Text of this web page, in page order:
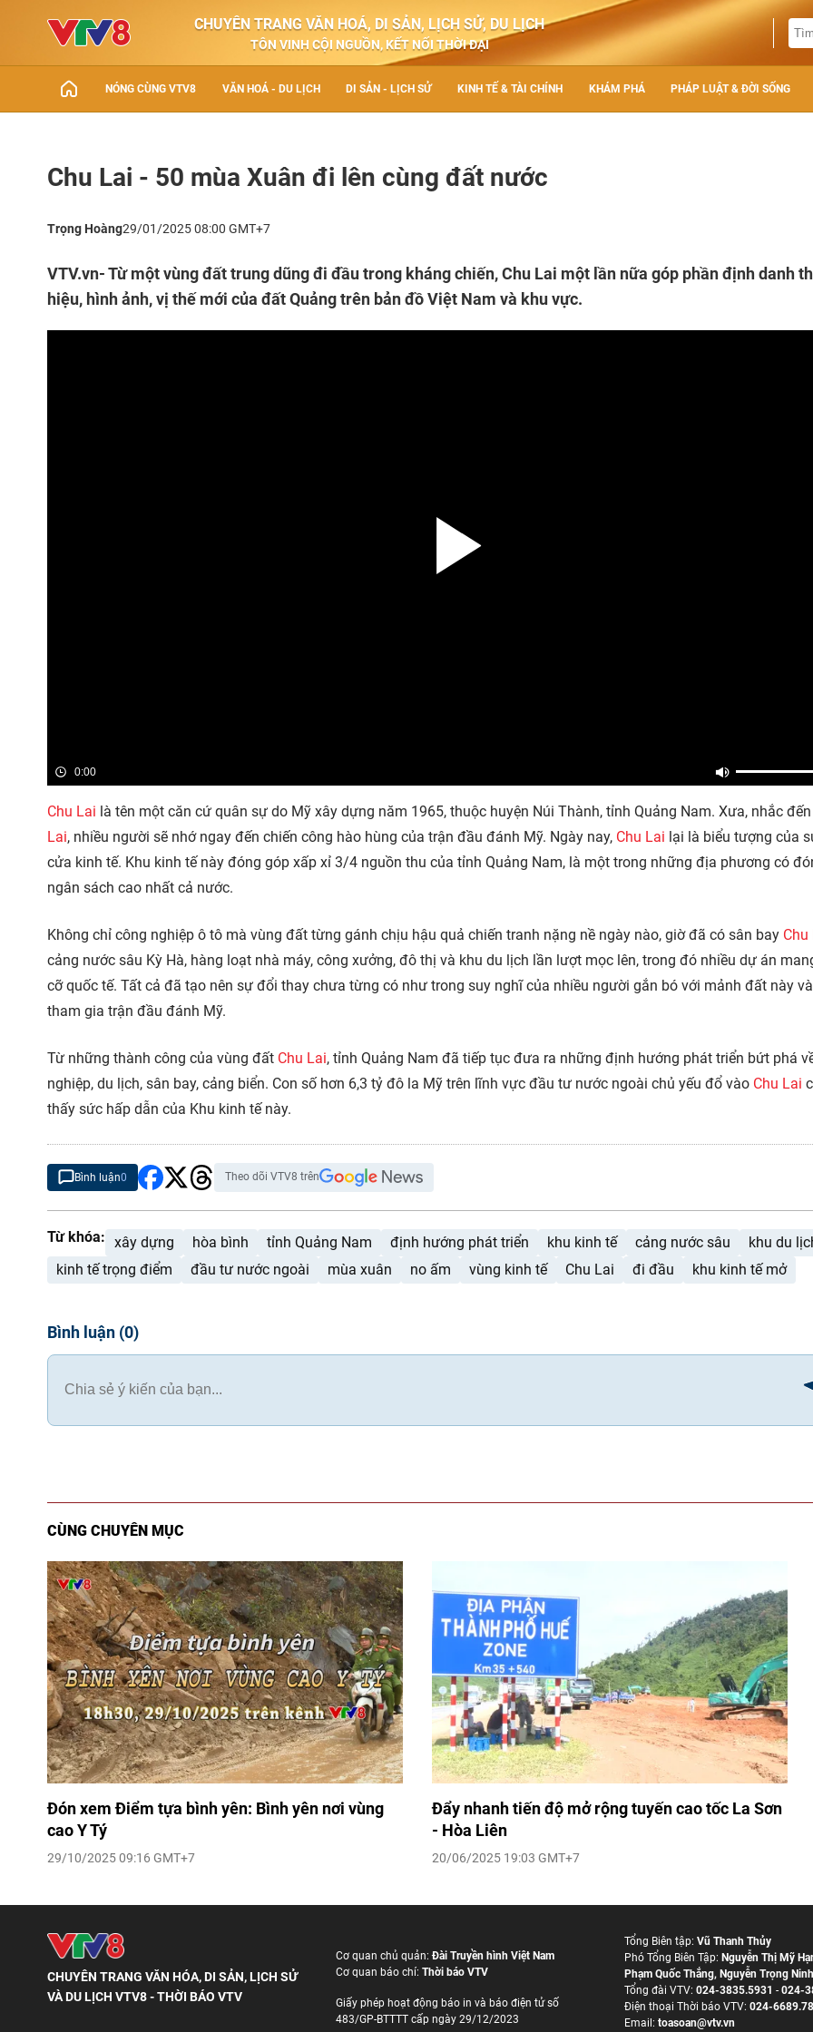
CHUYÊN TRANG VĂN HOÁ, DI SẢN, LỊCH SỬ, DU LỊCH
TÔN VINH CỘI NGUỒN, KẾT NỐI THỜI ĐẠI
NÓNG CÙNG VTV8 VĂN HOÁ - DU LỊCH DI SẢN - LỊCH SỬ KINH TẾ & TÀI CHÍNH KHÁM PHÁ PHÁP LUẬT & ĐỜI SỐNG
Chu Lai - 50 mùa Xuân đi lên cùng đất nước
Trọng Hoàng29/01/2025 08:00 GMT+7
VTV.vn- Từ một vùng đất trung dũng đi đầu trong kháng chiến, Chu Lai một lần nữa góp phần định danh
hiệu, hình ảnh, vị thế mới của đất Quảng trên bản đồ Việt Nam và khu vực.
0:00
Chu Lai là tên một căn cứ quân sự do Mỹ xây dựng năm 1965, thuộc huyện Núi Thành, tỉnh Quảng Nam. Xưa, nhắc đến
Lai, nhiều người sẽ nhớ ngay đến chiến công hào hùng của trận đầu đánh Mỹ. Ngày nay, Chu Lai lại là biểu tượng của
cửa kinh tế. Khu kinh tế này đóng góp xấp xỉ 3/4 nguồn thu của tỉnh Quảng Nam, là một trong những địa phương có
ngân sách cao nhất cả nước.
Không chỉ công nghiệp ô tô mà vùng đất từng gánh chịu hậu quả chiến tranh nặng nề ngày nào, giờ đã có sân bay Chu
cảng nước sâu Kỳ Hà, hàng loạt nhà máy, công xưởng, đô thị và khu du lịch lần lượt mọc lên, trong đó nhiều dự án
cỡ quốc tế. Tất cả đã tạo nên sự đổi thay chưa từng có như trong suy nghĩ của nhiều người gắn bó với mảnh đất này
tham gia trận đầu đánh Mỹ.
Từ những thành công của vùng đất Chu Lai, tỉnh Quảng Nam đã tiếp tục đưa ra những định hướng phát triển bứt phá
nghiệp, du lịch, sân bay, cảng biển. Con số hơn 6,3 tỷ đô la Mỹ trên lĩnh vực đầu tư nước ngoài chủ yếu đổ vào Chu Lai
thấy sức hấp dẫn của Khu kinh tế này.
Bình luận0 Theo dõi VTV8 trên
Từ khóa: xây dựng hòa bình tỉnh Quảng Nam định hướng phát triển khu kinh tế cảng nước sâu
khu du
kinh tế trọng điểm
đầu tư nước ngoài mùa xuân no ấm vùng kinh tế Chu Lai đi đầu khu kinh tế mở
Bình luận (0)
CÙNG CHUYÊN MỤC
Đón xem Điểm tựa bình yên: Bình yên nơi vùng
cao Y Tý
29/10/2025 09:16 GMT+7
Đẩy nhanh tiến độ mở rộng tuyến cao tốc La Sơn
- Hòa Liên
20/06/2025 19:03 GMT+7
CHUYÊN TRANG VĂN HÓA, DI SẢN, LỊCH SỬ
VÀ DU LỊCH VTV8 - THỜI BÁO VTV
Cơ quan chủ quản:Đài Truyền hình Việt Nam
Cơ quan báo chí: Thời báo VTV
Giấy phép hoạt động báo in và báo điện tử số
483/GP-BTTTT cấp ngày 29/12/2023
Tổng Biên tập: Vũ Thanh Thủy
Phó Tổng Biên Tập: Nguyễn Thị Mỹ
Phạm Quốc Thắng, Nguyễn Trọng Ninh
Tổng đài VTV: 024-3835.5931 - 024-
Ðiện thoại Thời báo VTV: 024-
Email: toasoan@vtv.vn